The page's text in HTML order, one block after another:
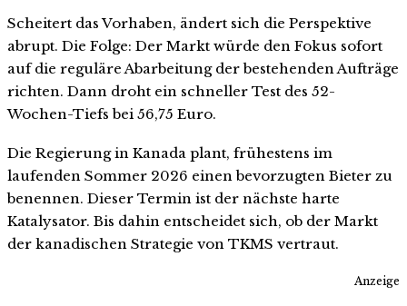
Scheitert das Vorhaben, ändert sich die Perspektive
abrupt. Die Folge: Der Markt würde den Fokus sofort
auf die reguläre Abarbeitung der bestehenden Aufträge
richten. Dann droht ein schneller Test des 52-
Wochen-Tiefs bei 56,75 Euro.
Die Regierung in Kanada plant, frühestens im
laufenden Sommer 2026 einen bevorzugten Bieter zu
benennen. Dieser Termin ist der nächste harte
Katalysator. Bis dahin entscheidet sich, ob der Markt
der kanadischen Strategie von TKMS vertraut.
Anzeige